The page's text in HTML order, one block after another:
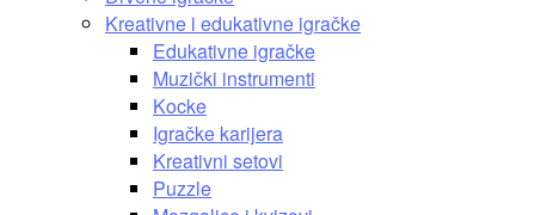
Kreativne i edukativne igračke
Edukativne igračke
Muzički instrumenti
Kocke
Igračke karijera
Kreativni setovi
Puzzle